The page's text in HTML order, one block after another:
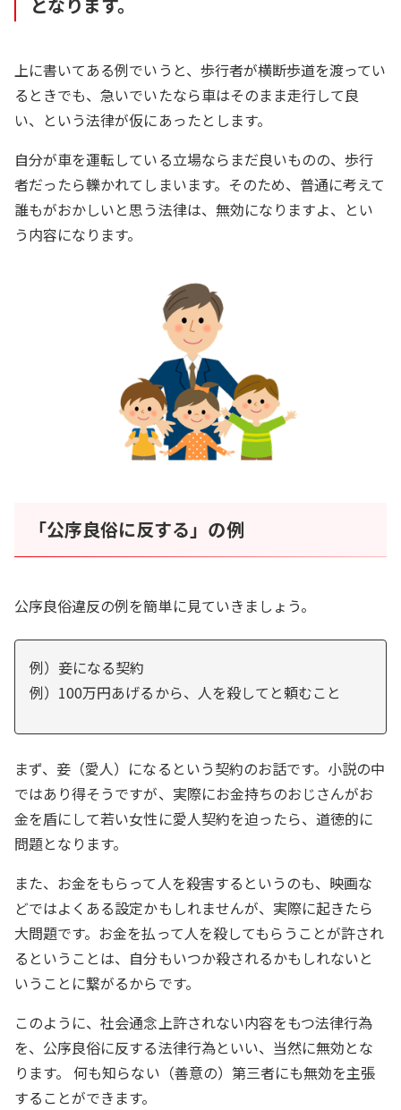
上に書いてある例でいうと、歩行者が横断歩道を渡ってい
るときでも、急いでいたなら車はそのまま走行して良
い、という法律が仮にあったとします。
自分が車を運転している立場ならまだ良いものの、歩行
者だったら轢かれてしまいます。そのため、普通に考えて
誰もがおかしいと思う法律は、無効になりますよ、とい
う内容になります。
「公序良俗に反する」の例
公序良俗違反の例を簡単に見ていきましょう。
例）妾になる契約
例）100万円あげるから、人を殺してと頼むこと
まず、妾（愛人）になるという契約のお話です。小説の中
ではあり得そうですが、実際にお金持ちのおじさんがお
金を盾にして若い女性に愛人契約を迫ったら、道徳的に
問題となります。
また、お金をもらって人を殺害するというのも、映画な
どではよくある設定かもしれませんが、実際に起きたら
大問題です。お金を払って人を殺してもらうことが許され
るということは、自分もいつか殺されるかもしれないと
いうことに繋がるからです。
このように、社会通念上許されない内容をもつ法律行為
を、公序良俗に反する法律行為といい、当然に無効とな
ります。 何も知らない（善意の）第三者にも無効を主張
することができます。